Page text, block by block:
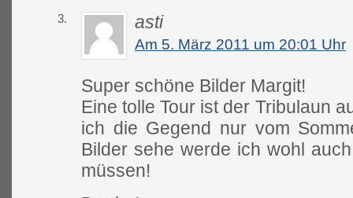
3. asti
Am 5. März 2011 um 20:01 Uhr
Super schöne Bilder Margit!
Eine tolle Tour ist der Tribulaun
ich die Gegend nur vom
Bilder sehe werde ich wohl
müssen!